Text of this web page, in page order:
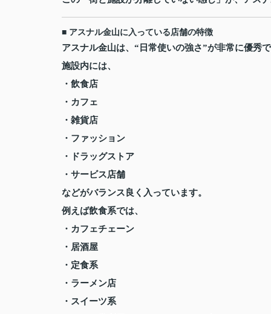
■ アスナル金山に入っている店舗の特徴
アスナル金山は、“日常使いの強さ”が非常に優秀
施設内には、
・飲食店
・カフェ
・雑貨店
・ファッション
・ドラッグストア
・サービス店舗
などがバランス良く入っています。
例えば飲食系では、
・カフェチェーン
・居酒屋
・定食系
・ラーメン店
・スイーツ系